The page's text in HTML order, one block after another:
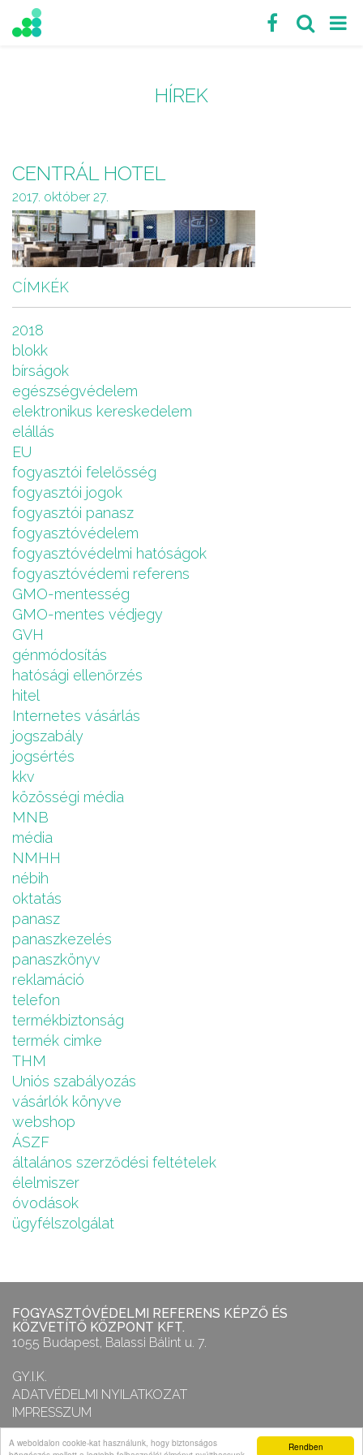
Rendben
A weboldalon cookie-kat használunk, hogy biztonságos
HÍREK
CENTRÁL HOTEL
2017. október 27.
CÍMKÉK
2018
blokk
bírságok
egészségvédelem
elektronikus kereskedelem
elállás
EU
fogyasztói felelősség
fogyasztói jogok
fogyasztói panasz
fogyasztóvédelem
fogyasztóvédelmi hatóságok
fogyasztóvédemi referens
GMO-mentesség
GMO-mentes védjegy
GVH
génmódosítás
hatósági ellenőrzés
hitel
Internetes vásárlás
jogszabály
jogsértés
kkv
közösségi média
MNB
média
NMHH
nébih
oktatás
panasz
panaszkezelés
panaszkönyv
reklamáció
telefon
termékbiztonság
termék cimke
THM
Uniós szabályozás
vásárlók könyve
webshop
ÁSZF
általános szerződési feltételek
élelmiszer
óvodások
ügyfélszolgálat
FOGYASZTÓVÉDELMI REFERENS KÉPZŐ ÉS
KÖZVETÍTŐ KÖZPONT KFT.
1055 Budapest, Balassi Bálint u. 7.
GY.I.K.
ADATVÉDELMI NYILATKOZAT
IMPRESSZUM